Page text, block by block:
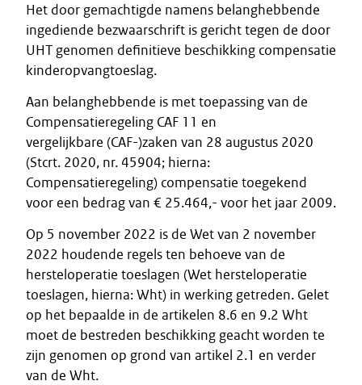
Het door gemachtigde namens belanghebbende
ingediende bezwaarschrift is gericht tegen de door
UHT genomen definitieve beschikking compensatie
kinderopvangtoeslag.
Aan belanghebbende is met toepassing van de
Compensatieregeling CAF 11 en
vergelijkbare (CAF-)zaken van 28 augustus 2020
(Stcrt. 2020, nr. 45904; hierna:
Compensatieregeling) compensatie toegekend
voor een bedrag van € 25.464,- voor het jaar 2009.
Op 5 november 2022 is de Wet van 2 november
2022 houdende regels ten behoeve van de
hersteloperatie toeslagen (Wet hersteloperatie
toeslagen, hierna: Wht) in werking getreden. Gelet
op het bepaalde in de artikelen 8.6 en 9.2 Wht
moet de bestreden beschikking geacht worden te
zijn genomen op grond van artikel 2.1 en verder
van de Wht.